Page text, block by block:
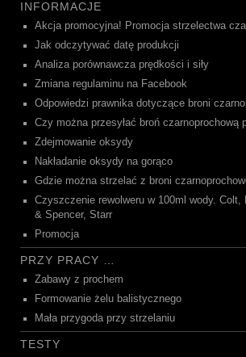
INFORMACJE
Akcja promocyjna! Promocja strzelectwa
Jak odczytywać datę produkcji
Analiza porównawcza prędkości i siły
Zmiana regulaminu na Facebook
Odpowiedzi prawnika dotyczące broni
Czy można przesyłać broń czarnoprochową
Zdejmowanie oksydy
Nakładanie oksydy na gorąco
Gdzie można strzelać z broni
Czyszczenie rewolweru w 100ml wody. Colt,
& Spencer, Starr
Promocja
PRZY PRACY …
Zabawy z prochem
Formowanie żelu balistycznego
Mała przygoda przy strzelaniu
TESTY